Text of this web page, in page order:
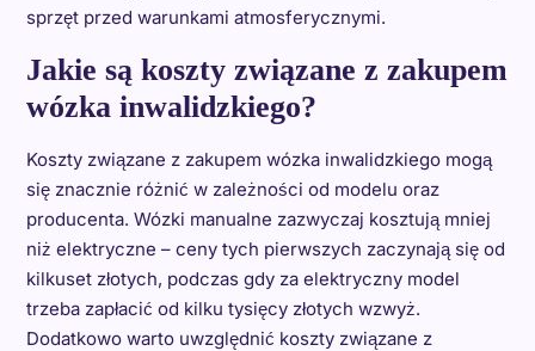
sprzęt przed warunkami atmosferycznymi.
Jakie są koszty związane z zakupem
wózka inwalidzkiego?
Koszty związane z zakupem wózka inwalidzkiego mogą
się znacznie różnić w zależności od modelu oraz
producenta. Wózki manualne zazwyczaj kosztują mniej
niż elektryczne – ceny tych pierwszych zaczynają się od
kilkuset złotych, podczas gdy za elektryczny model
trzeba zapłacić od kilku tysięcy złotych wzwyż.
Dodatkowo warto uwzględnić koszty związane z